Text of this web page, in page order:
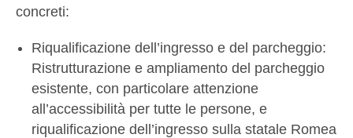
concreti:
Riqualificazione dell’ingresso e del parcheggio:
Ristrutturazione e ampliamento del parcheggio
esistente, con particolare attenzione
all’accessibilità per tutte le persone, e
riqualificazione dell’ingresso sulla statale Romea